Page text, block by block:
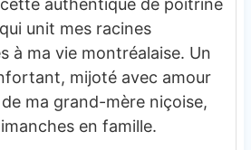
authentique de poitrine
unit mes racines
à ma vie montréalaise. Un
mijoté avec amour
ma grand-mère niçoise,
en famille.